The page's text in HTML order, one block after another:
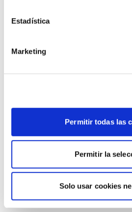
Estadística
Marketing
Permitir todas las
Permitir la
Solo usar cookies